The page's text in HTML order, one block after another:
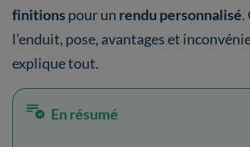
finitions pour un rendu personnalisé.
l’enduit, pose, avantages et
explique tout.
En résumé